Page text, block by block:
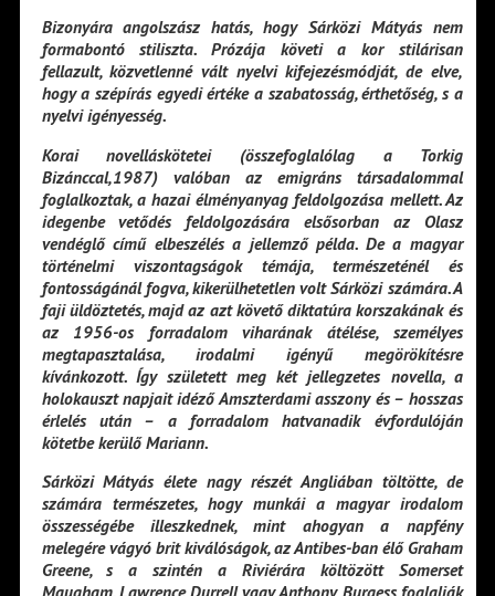
Bizonyára angolszász hatás, hogy Sárközi Mátyás nem
formabontó stiliszta. Prózája követi a kor stilárisan
fellazult, közvetlenné vált nyelvi kifejezésmódját, de elve,
hogy a szépírás egyedi értéke a szabatosság, érthetőség, s a
nyelvi igényesség.
Korai novelláskötetei (összefoglalólag a Torkig
Bizánccal,1987) valóban az emigráns társadalommal
foglalkoztak, a hazai élményanyag feldolgozása mellett. Az
idegenbe vetődés feldolgozására elsősorban az Olasz
vendéglő című elbeszélés a jellemző példa. De a magyar
történelmi viszontagságok témája, természeténél és
fontosságánál fogva, kikerülhetetlen volt Sárközi számára. A
faji üldöztetés, majd az azt követő diktatúra korszakának és
az 1956-os forradalom viharának átélése, személyes
megtapasztalása, irodalmi igényű megörökítésre
kívánkozott. Így született meg két jellegzetes novella, a
holokauszt napjait idéző Amszterdami asszony és – hosszas
érlelés után – a forradalom hatvanadik évfordulóján
kötetbe kerülő Mariann.
Sárközi Mátyás élete nagy részét Angliában töltötte, de
számára természetes, hogy munkái a magyar irodalom
összességébe illeszkednek, mint ahogyan a napfény
melegére vágyó brit kiválóságok, az Antibes-ban élő Graham
Greene, s a szintén a Riviérára költözött Somerset